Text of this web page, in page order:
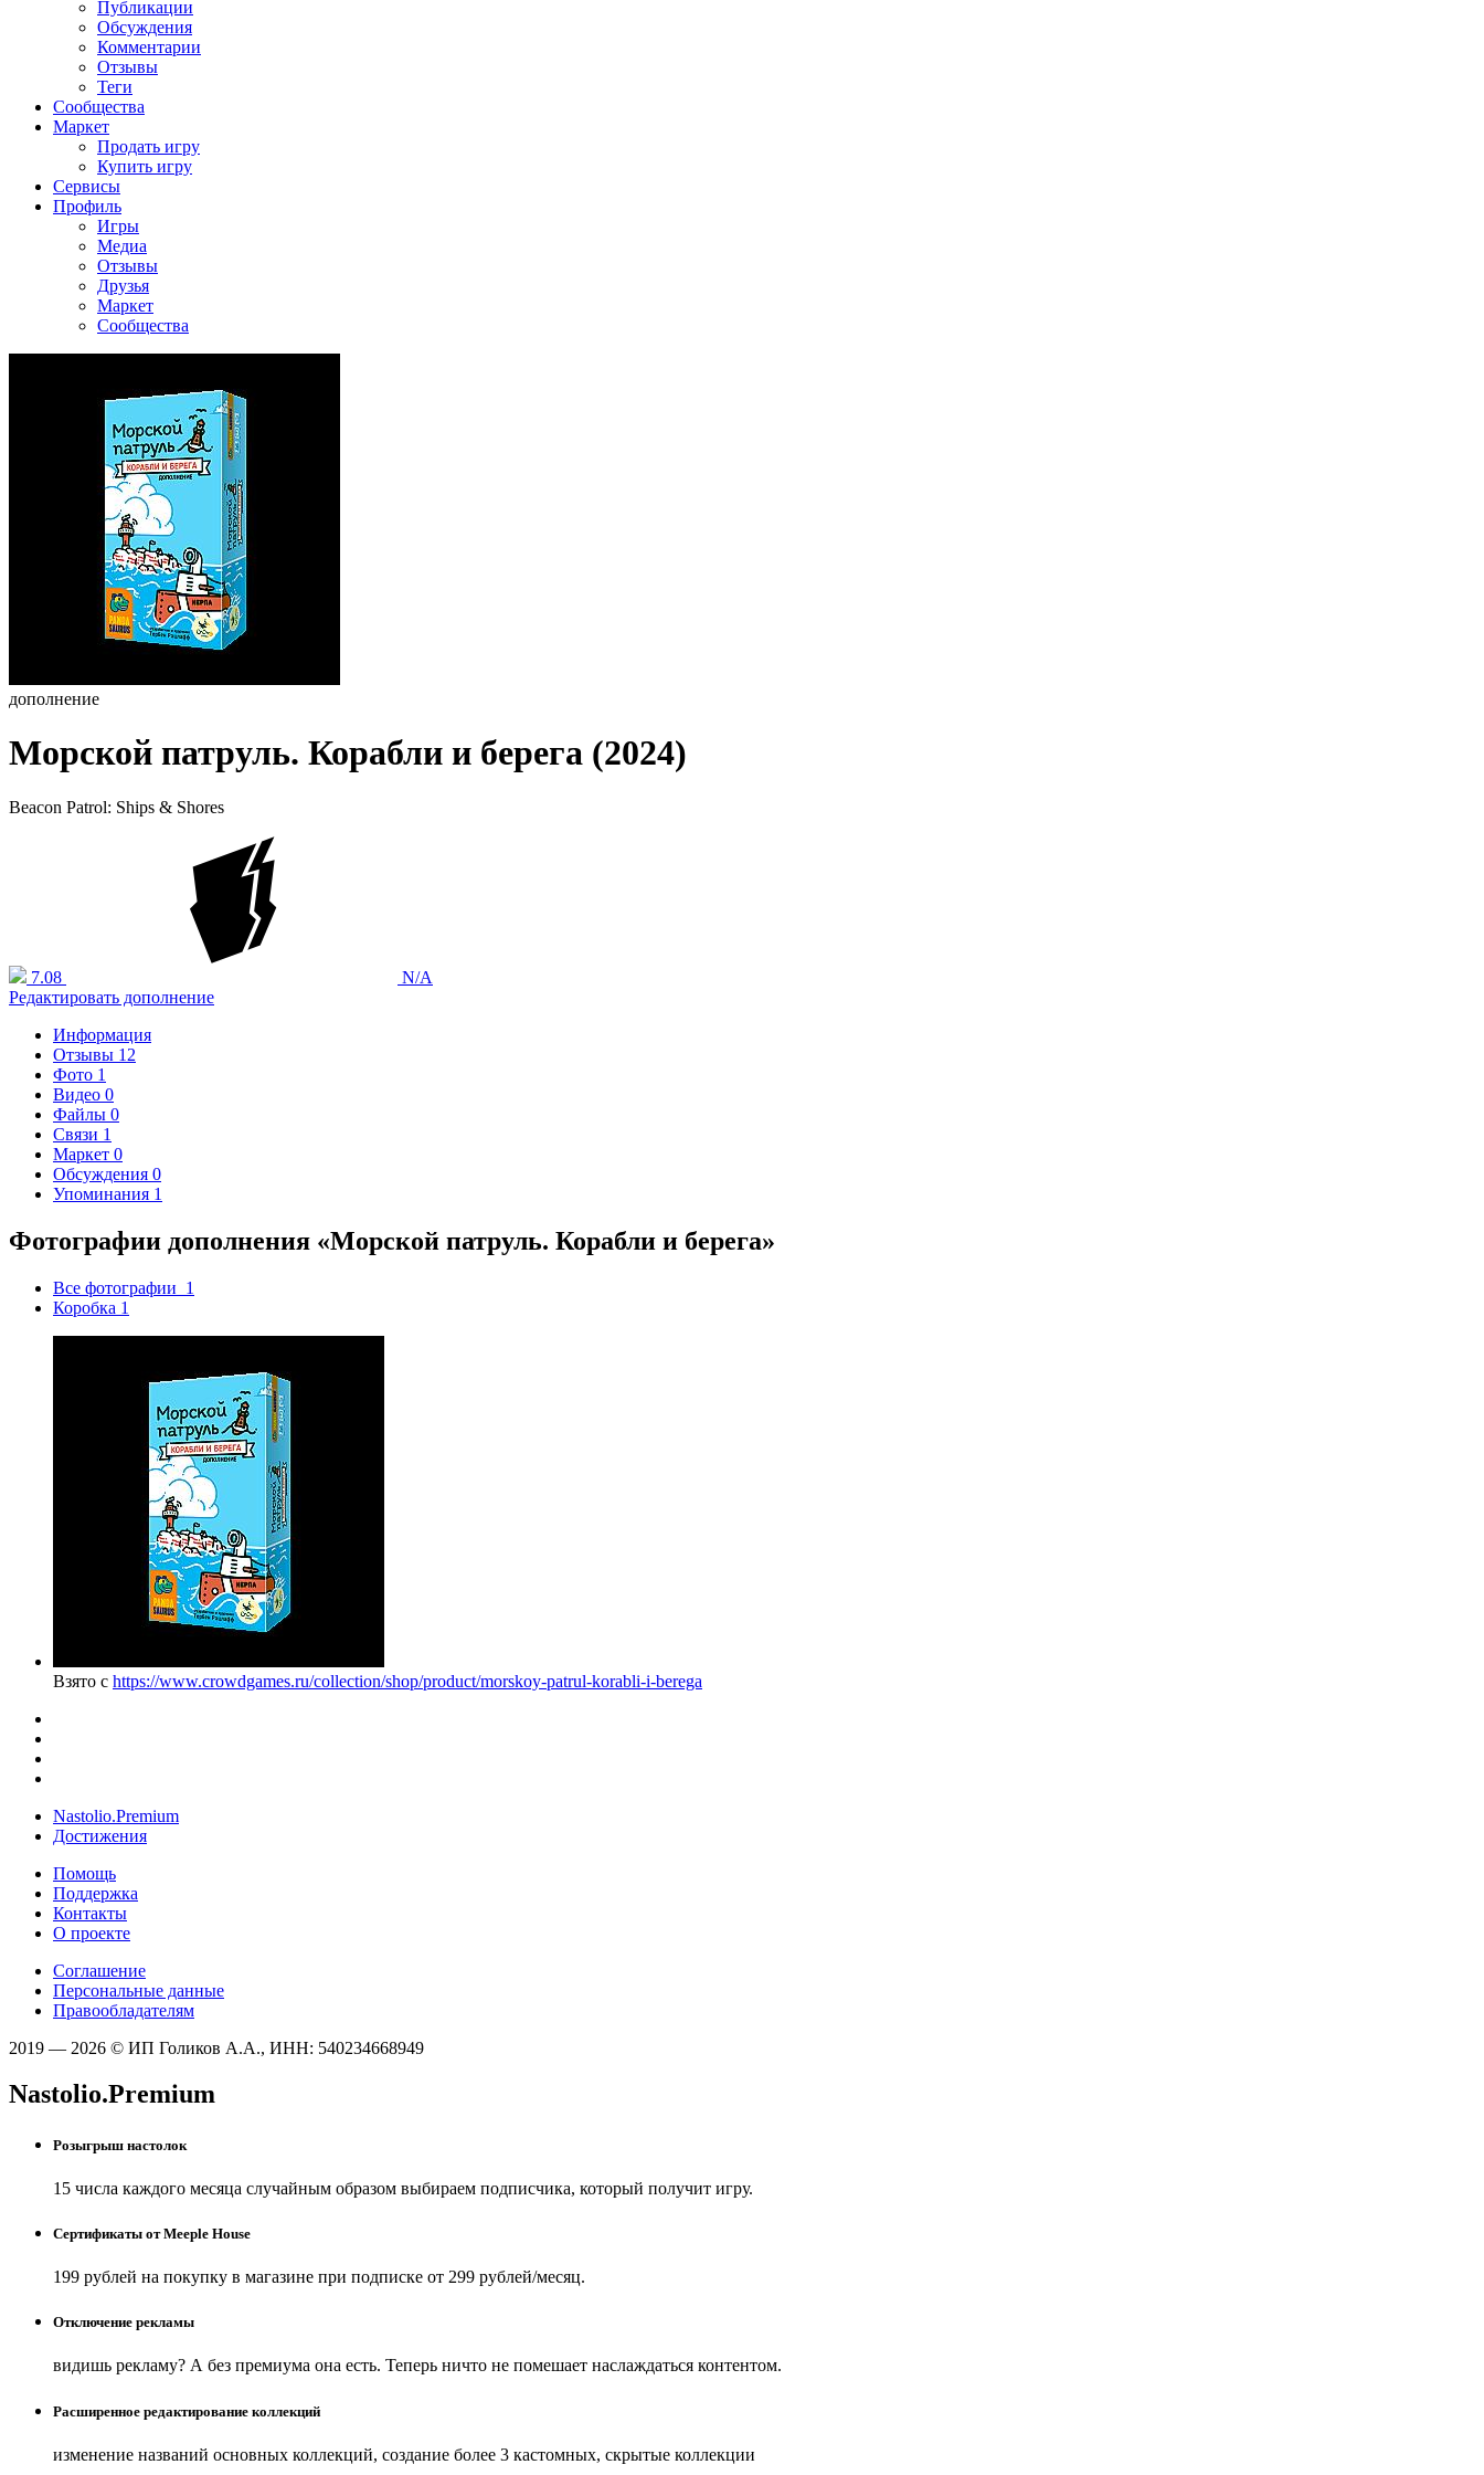
Публикации
Обсуждения
Комментарии
Отзывы
Теги
Сообщества
Маркет
Продать игру
Купить игру
Сервисы
Профиль
Игры
Медиа
Отзывы
Друзья
Маркет
Сообщества
дополнение
Морской патруль. Корабли и берега (2024)
Beacon Patrol: Ships & Shores
7.08
N/A
Редактировать дополнение
Информация
Отзывы 12
Фото 1
Видео 0
Файлы 0
Связи 1
Маркет 0
Обсуждения 0
Упоминания 1
Фотографии дополнения «Морской патруль. Корабли и берега»
Все фотографии 1
Коробка 1
Взято с https://www.crowdgames.ru/collection/shop/product/morskoy-patrul-korabli-i-berega
Nastolio.Premium
Достижения
Помощь
Поддержка
Контакты
О проекте
Соглашение
Персональные данные
Правообладателям
2019 — 2026 © ИП Голиков А.А., ИНН: 540234668949
Nastolio.Premium
Розыгрыш настолок
15 числа каждого месяца случайным образом выбираем подписчика, который получит игру.
Сертификаты от Meeple House
199 рублей на покупку в магазине при подписке от 299 рублей/месяц.
Отключение рекламы
видишь рекламу? А без премиума она есть. Теперь ничто не помешает наслаждаться контентом.
Расширенное редактирование коллекций
изменение названий основных коллекций, создание более 3 кастомных, скрытые коллекции